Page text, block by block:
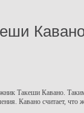
Такеши Кавано.
Кавано считает, что